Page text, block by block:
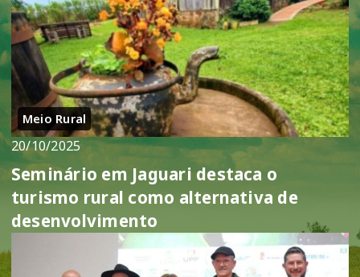
Meio Rural
20/10/2025
Seminário em Jaguari destaca o
turismo rural como alternativa de
desenvolvimento